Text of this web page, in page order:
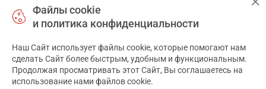
ПЕРЕД ПРИМЕНЕНИЕМ ПРЕПАРАТА
ПРОКОНСУЛЬТИРУЙТЕСЬ С ВРАЧОМ
ТОВ «АПТЕКА 911.ЮА» Код ЄДРПОУ 43631965.
Отказ от ответственности
Файлы cookie
и политика конфиденциальности
Наш Сайт использует файлы cookie, которые помогают нам
сделать Сайт более быстрым, удобным и функциональным.
Продолжая просматривать этот Сайт, Вы соглашаетесь на
использование нами файлов cookie.
✕